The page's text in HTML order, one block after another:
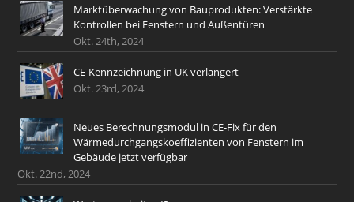
Marktüberwachung von Bauprodukten: Verstärkte
Kontrollen bei Fenstern und Außentüren
Okt. 24th, 2024
CE-Kennzeichnung in UK verlängert
Okt. 23rd, 2024
Neues Berechnungsmodul in CE-Fix für den
Wärmedurchgangskoeffizienten von Fenstern im
Gebäude jetzt verfügbar
Okt. 22nd, 2024